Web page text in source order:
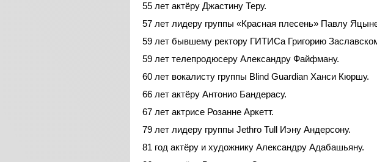
55 лет актёру Джастину Теру.
57 лет лидеру группы «Красная плесень» Павлу
59 лет бывшему ректору ГИТИСа Григорию
59 лет телепродюсеру Александру Файфману.
60 лет вокалисту группы Blind Guardian Ханси Кюршу.
66 лет актёру Антонио Бандерасу.
67 лет актрисе Розанне Аркетт.
79 лет лидеру группы Jethro Tull Иэну Андерсону.
81 год актёру и художнику Александру Адабашьяну.